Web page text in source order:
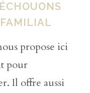
propose ici
pour
Il offre aussi